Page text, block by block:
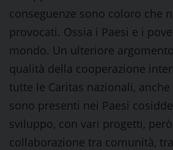
conseguenze sono coloro che
provocati. Ossia i Paesi e i
mondo. Un ulteriore
qualità della cooperazione
tutte le Caritas nazionali,
sono presenti nei Paesi
sviluppo, con vari progetti,
collaborazione tra comunità,